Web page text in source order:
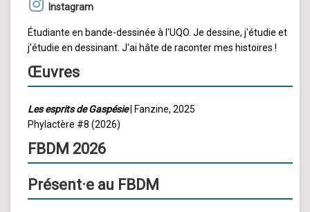
Instagram
Étudiante en bande-dessinée à l'UQO. Je dessine, j'étudie et
j'étudie en dessinant. J'ai hâte de raconter mes histoires !
Œuvres
Les esprits de Gaspésie| Fanzine, 2025
Phylactère #8 (2026)
FBDM 2026
Présent·e au FBDM